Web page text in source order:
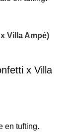
Villa Ampé)
x Villa
en tufting.